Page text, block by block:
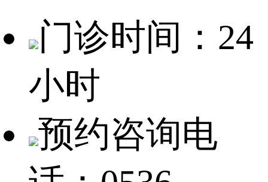
门诊时间：24
小时
预约咨询电